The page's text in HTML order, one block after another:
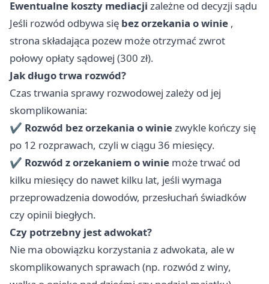
Ewentualne koszty mediacji zależne od decyzji sądu
Jeśli rozwód odbywa się bez orzekania o winie ,
strona składająca pozew może otrzymać zwrot
połowy opłaty sądowej (300 zł).
Jak długo trwa rozwód?
Czas trwania sprawy rozwodowej zależy od jej
skomplikowania:
✔ Rozwód bez orzekania o winiezwykle kończy się
po 12 rozprawach, czyli w ciągu 36 miesięcy.
✔ Rozwód z orzekaniem o winie może trwać od
kilku miesięcy do nawet kilku lat, jeśli wymaga
przeprowadzenia dowodów, przesłuchań świadków
czy opinii biegłych.
Czy potrzebny jest adwokat?
Nie ma obowiązku korzystania z adwokata, ale w
skomplikowanych sprawach (np. rozwód z winy,